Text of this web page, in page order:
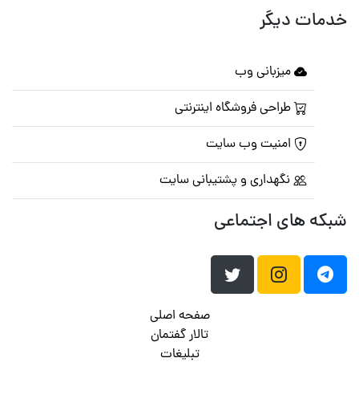
خدمات دیگر
میزبانی وب
طراحی فروشگاه اینترنتی
امنیت وب سایت
نگهداری و پشتیبانی سایت
شبکه های اجتماعی
صفحه اصلی
تالار گفتمان
تبلیغات